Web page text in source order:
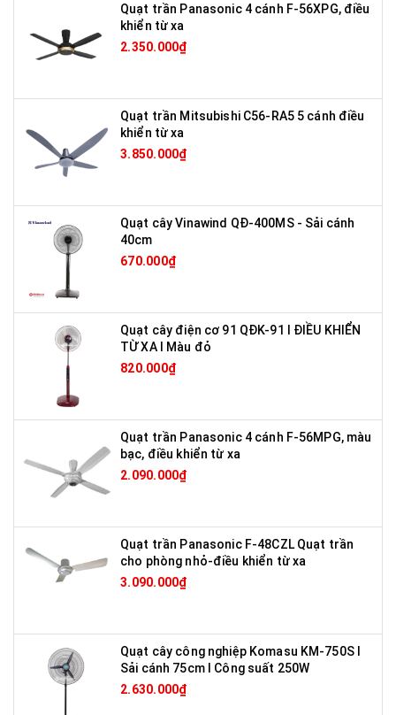
Quạt trần Panasonic 4 cánh F-56XPG, điều
khiển từ xa
2.350.000₫
Quạt trần Mitsubishi C56-RA5 5 cánh điều
khiển từ xa
3.850.000₫
Quạt cây Vinawind QĐ-400MS - Sải cánh
40cm
670.000₫
Quạt cây điện cơ 91 QĐK-91 I ĐIỀU KHIỂN
TỪ XA I Màu đỏ
820.000₫
Quạt trần Panasonic 4 cánh F-56MPG, màu
bạc, điều khiển từ xa
2.090.000₫
Quạt trần Panasonic F-48CZL Quạt trần
cho phòng nhỏ-điều khiển từ xa
3.090.000₫
Quạt cây công nghiệp Komasu KM-750S I
Sải cánh 75cm I Công suất 250W
2.630.000₫